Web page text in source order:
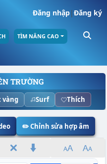
Đăng nhập|Đăng ký
TÌM NÂNG CAO
TRƯỜNG
vàng Surf Thích
✏️ Chỉnh sửa hợp âm